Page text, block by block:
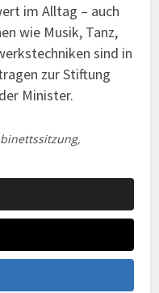
im Alltag – auch
wie Musik, Tanz,
sind in
zur Stiftung
Minister.